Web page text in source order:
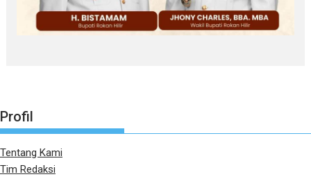
Profil
Tentang Kami
Tim Redaksi